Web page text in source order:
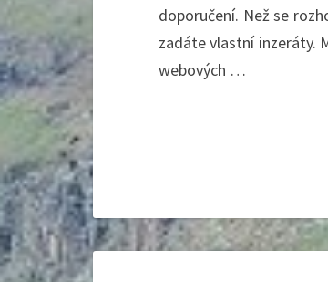
doporučení. Než se
zadáte vlastní inzeráty.
webových …